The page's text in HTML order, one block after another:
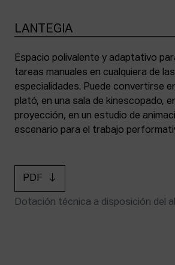
LANTEGIA
Espacio polivalente y adaptativo
tareas manuales en cualquiera de
especialidades. Puede convertirse
plató, en una sala de kinescopado,
proyección, en un estudio de
escenario para el trabajo
PDF
Dotación técnica a disposición del